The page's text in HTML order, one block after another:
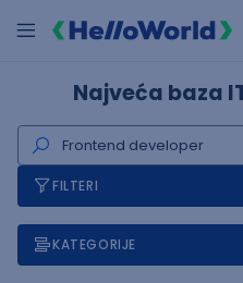
Najveća baza
FILTERI
KATEGORIJE